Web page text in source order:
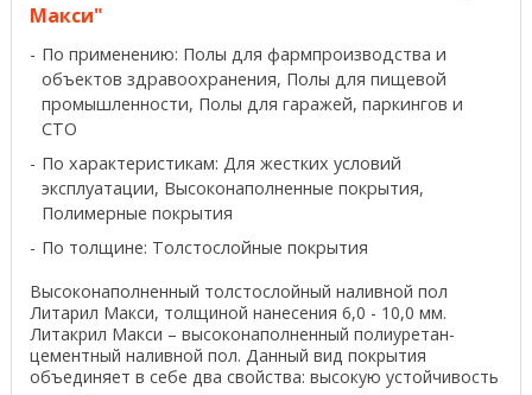
Макси"
По применению: Полы для фармпроизводства и
объектов здравоохранения, Полы для пищевой
промышленности, Полы для гаражей, паркингов и
СТО
По характеристикам: Для жестких условий
эксплуатации, Высоконаполненные покрытия,
Полимерные покрытия
По толщине: Толстослойные покрытия
Высоконаполненный толстослойный наливной пол
Литарил Макси, толщиной нанесения 6,0 - 10,0 мм.
Литакрил Макси – высоконаполненный полиуретан-
цементный наливной пол. Данный вид покрытия
объединяет в себе два свойства: высокую устойчивость